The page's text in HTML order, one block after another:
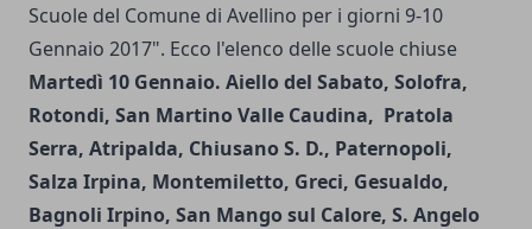
Scuole del Comune di Avellino per i giorni 9-10
Gennaio 2017". Ecco l'elenco delle scuole chiuse
Martedì 10 Gennaio. Aiello del Sabato, Solofra,
Rotondi, San Martino Valle Caudina, Pratola
Serra, Atripalda, Chiusano S. D., Paternopoli,
Salza Irpina, Montemiletto, Greci, Gesualdo,
Bagnoli Irpino, San Mango sul Calore, S. Angelo